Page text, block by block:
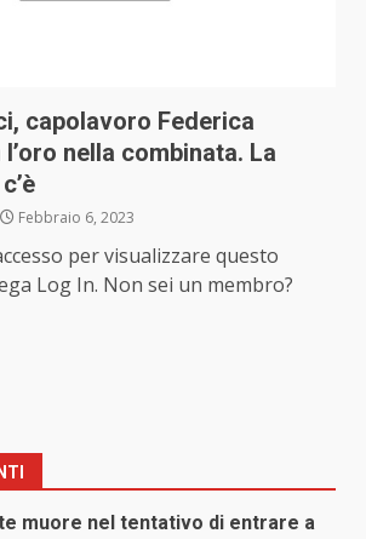
capolavoro Federica
nella combinata. La
Febbraio 6, 2023
per visualizzare questo
Log In. Non sei un membro?
muore nel tentativo di entrare a